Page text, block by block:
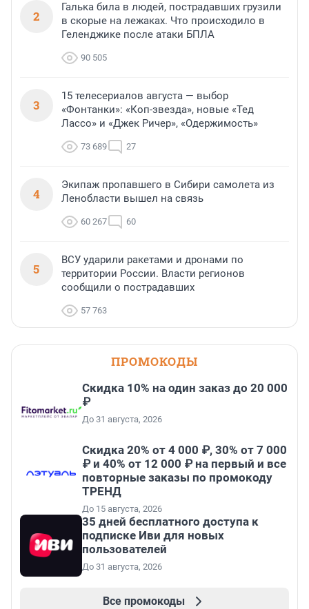
2
Галька била в людей, пострадавших грузили
в скорые на лежаках. Что происходило в
Геленджике после атаки БПЛА
90 505
3
15 телесериалов августа — выбор
«Фонтанки»: «Коп-звезда», новые «Тед
Лассо» и «Джек Ричер», «Одержимость»
73 689 27
4
Экипаж пропавшего в Сибири самолета из
Ленобласти вышел на связь
60 267 60
5
ВСУ ударили ракетами и дронами по
территории России. Власти регионов
сообщили о пострадавших
57 763
ПРОМОКОДЫ
Скидка 10% на один заказ до 20 000
₽
До 31 августа, 2026
Скидка 20% от 4 000 ₽, 30% от 7 000
₽ и 40% от 12 000 ₽ на первый и все
повторные заказы по промокоду
ТРЕНД
До 15 августа, 2026
35 дней бесплатного доступа к
подписке Иви для новых
пользователей
До 31 августа, 2026
Все промокоды